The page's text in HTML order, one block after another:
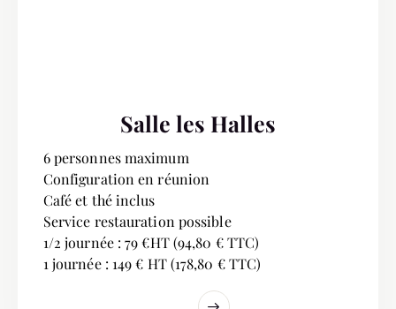
Salle les Halles
6 personnes maximum
Configuration en réunion
Café et thé inclus
Service restauration possible
1/2 journée : 79 €HT (94,80 € TTC)
1 journée : 149 € HT (178,80 € TTC)